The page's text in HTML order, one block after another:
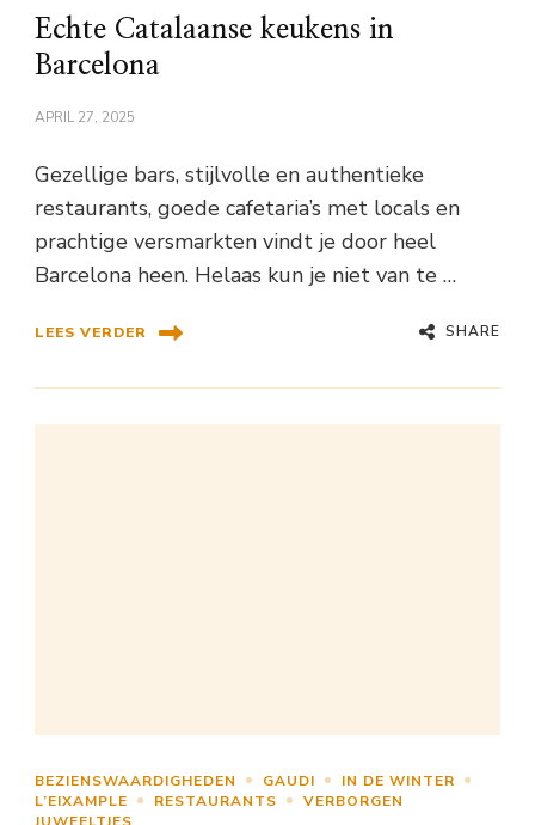
Echte Catalaanse keukens in
Barcelona
APRIL 27, 2025
Gezellige bars, stijlvolle en authentieke
restaurants, goede cafetaria’s met locals en
prachtige versmarkten vindt je door heel
Barcelona heen. Helaas kun je niet van te …
LEES VERDER SHARE
BEZIENSWAARDIGHEDEN GAUDI
IN DE WINTER
L’EIXAMPLE
RESTAURANTS
VERBORGEN
JUWEELTJES